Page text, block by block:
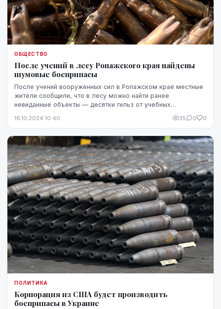
ОБЩЕСТВО
После учений в лесу Ропажского края найдены
шумовые боеприпасы
После учений вооруженных сил в Ропажском крае местные
жители сообщили, что в лесу можно найти ранее
невиданные объекты — десятки гильз от учебных
16.10.2024 10:40 35 0 0
ПОЛИТИКА
Корпорация из США будет производить
боеприпасы в Украине